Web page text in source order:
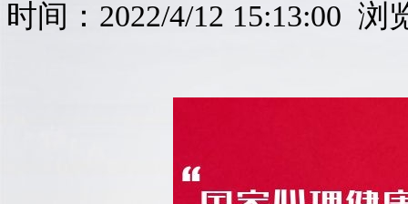
时间：2022/4/12 15:13:00